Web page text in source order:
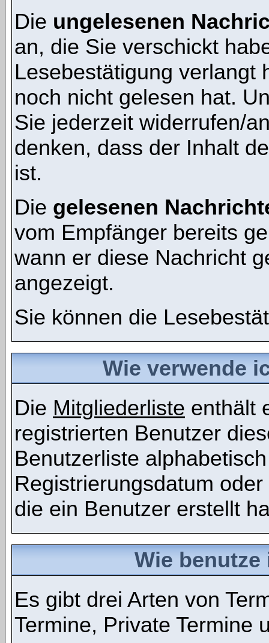
Die ungelesenen
an, die Sie verschickt
Lesebestätigung verlangt
noch nicht gelesen hat.
Sie jederzeit widerrufen/
denken, dass der Inhalt
ist.
Die gelesenen
vom Empfänger bereits
wann er diese Nachricht
angezeigt.
Sie können die
Wie verwende
Die Mitgliederliste enthält
registrierten Benutzer
Benutzerliste
Registrierungsdatum
die ein Benutzer erstellt
Wie
Es gibt drei Arten von
Termine, Private Termine